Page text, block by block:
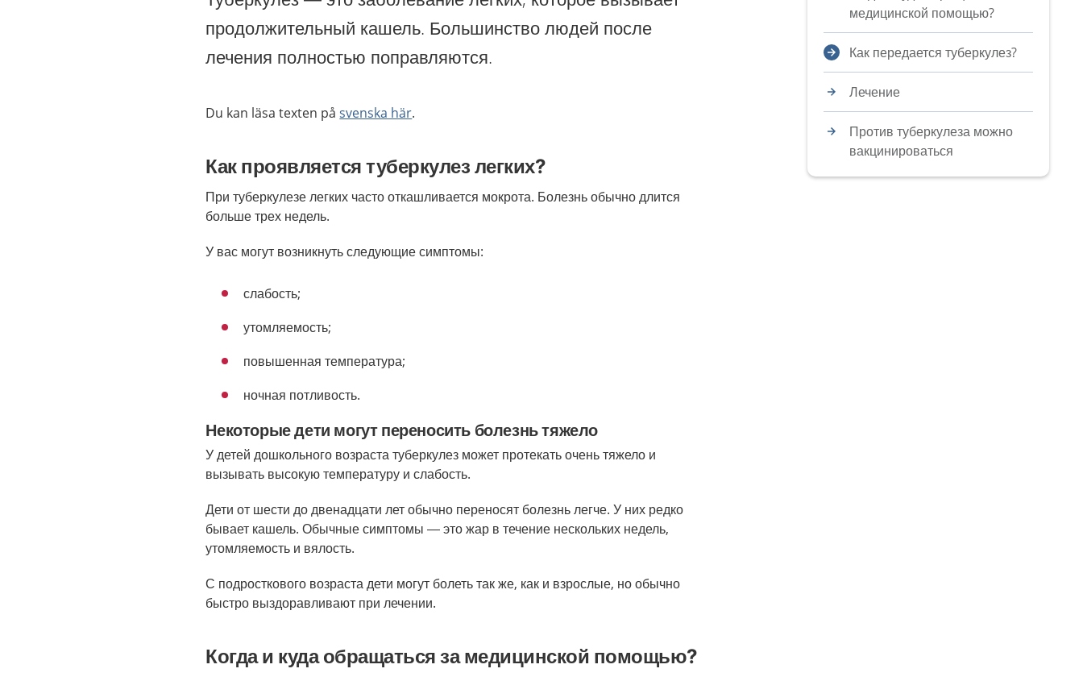
продолжительный кашель. Большинство людей после
лечения полностью поправляются.
Du kan läsa texten påsvenska här.
Как проявляется туберкулез легких?
При туберкулезе легких часто откашливается мокрота. Болезнь обычно длится
больше трех недель.
У вас могут возникнуть следующие симптомы:
слабость;
утомляемость;
повышенная температура;
ночная потливость.
Некоторые дети могут переносить болезнь тяжело
У детей дошкольного возраста туберкулез может протекать очень тяжело и
вызывать высокую температуру и слабость.
Дети от шести до двенадцати лет обычно переносят болезнь легче. У них редко
бывает кашель. Обычные симптомы — это жар в течение нескольких недель,
утомляемость и вялость.
С подросткового возраста дети могут болеть так же, как и взрослые, но обычно
быстро выздоравливают при лечении.
Когда и куда обращаться за медицинской помощью?
медицинской помощью?
Как передается туберкулез?
Лечение
Против туберкулеза можно
вакцинироваться